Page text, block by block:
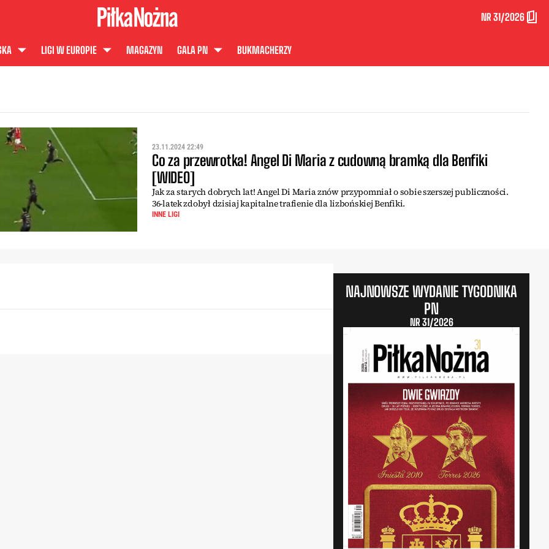
NR 31/2026
LIGI W EUROPIE MAGAZYN GALA PN BUKMACHERZY
23.11.2024 22:49
Co za przewrotka! Angel Di Maria z cudowną bramką dla Benfiki
[WIDEO]
Jak za starych dobrych lat! Angel Di Maria znów przypomniał o sobie szerszej publiczności.
36-latek zdobył dzisiaj kapitalne trafienie dla lizbońskiej Benfiki.
INNE LIGI
NAJNOWSZE WYDANIE TYGODNIKA
PN
NR 31/2026